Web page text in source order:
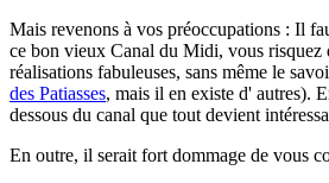
Mais revenons à vos préoccupations : Il
ce bon vieux Canal du Midi, vous risquez
réalisations fabuleuses, sans même le
des Patiasses, mais il en existe d' autres).
dessous du canal que tout devient
En outre, il serait fort dommage de vous